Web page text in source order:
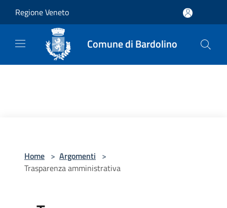
Regione Veneto
Comune di Bardolino
Home > Argomenti >
Trasparenza amministrativa